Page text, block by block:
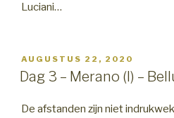
Luciani…
GEPLAATST
OP
AUGUSTUS 22, 2020
Dag 3 – Merano (I) –
De afstanden zijn niet